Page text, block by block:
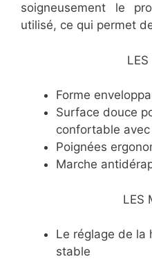
soigneusement le
utilisé, ce qui permet
​Forme
​Surface douce
confortable avec
​Poignées
​Marche
LES
​Le réglage de la
stable